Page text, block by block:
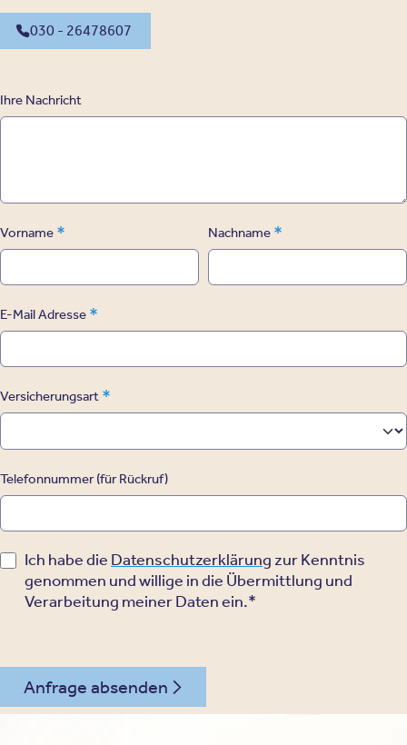
030 - 26478607
Ihre Nachricht
Vorname * Nachname *
E-Mail Adresse *
Versicherungsart *
Telefonnummer (für Rückruf)
Ich habe die Datenschutzerklärung zur Kenntnis
genommen und willige in die Übermittlung und
Verarbeitung meiner Daten ein.*
Anfrage absenden